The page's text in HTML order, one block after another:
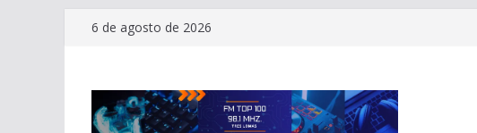
Saltar6 de agosto de 2026